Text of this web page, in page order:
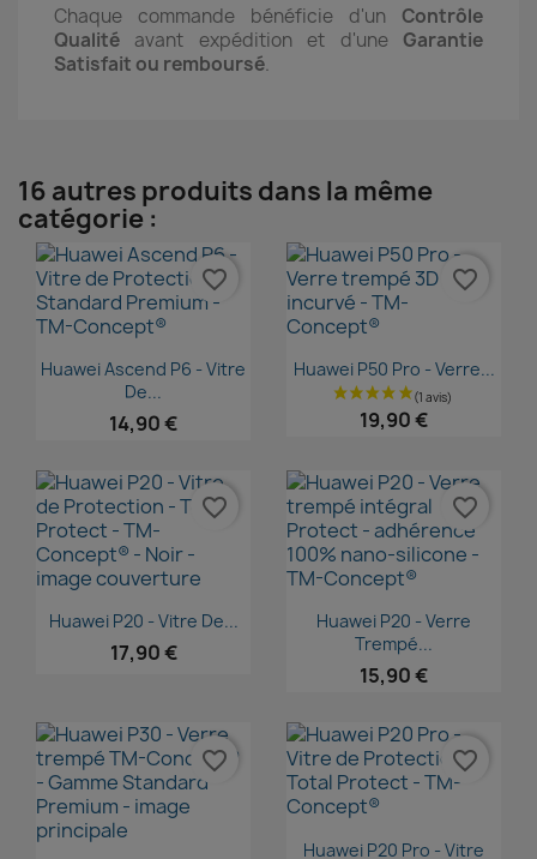
Chaque commande bénéficie d'un Contrôle
Qualité avant expédition et d'une Garantie
Satisfait ou remboursé.
16 autres produits dans la même
catégorie :
Aperçu rapide
Huawei Ascend P6 - Vitre
De...
14,90 €
favorite_border
Aperçu rapide
Huawei P50 Pro - Verre...
19,90 €
favorite_border
Aperçu rapide
Huawei P20 - Vitre De...
17,90 €
favorite_border
Aperçu rapide
Huawei P20 - Verre
Trempé...
15,90 €
favorite_border
favorite_border
Aperçu rapide
Huawei P20 Pro - Vitre
favorite_border